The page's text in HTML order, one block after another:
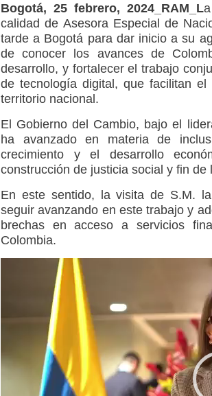
Bogotá, 25 febrero, 2024_RAM_L
calidad de Asesora Especial de
tarde a Bogotá para dar inicio a su
de conocer los avances de
desarrollo, y fortalecer el trabajo
de tecnología digital, que facilitan
territorio nacional.
El Gobierno del Cambio, bajo el
ha avanzado en materia de
crecimiento y el desarrollo
construcción de justicia social y fin de
En este sentido, la visita de S.M.
seguir avanzando en este trabajo y
brechas en acceso a servicios
Colombia.
Reproductor